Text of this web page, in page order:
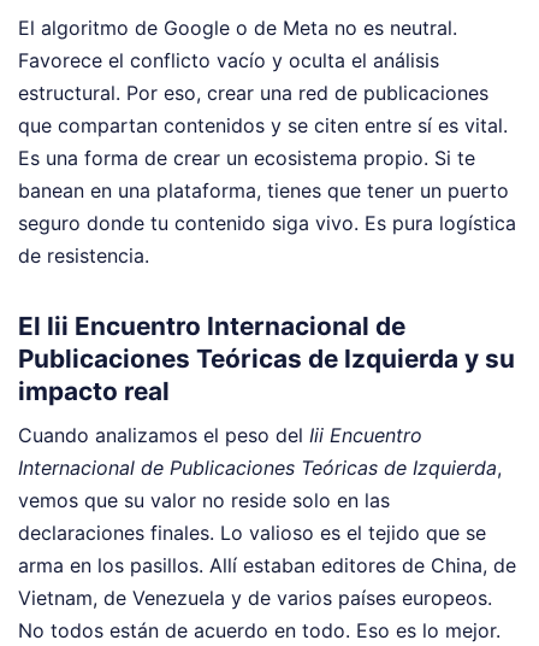
El algoritmo de Google o de Meta no es neutral.
Favorece el conflicto vacío y oculta el análisis
estructural. Por eso, crear una red de publicaciones
que compartan contenidos y se citen entre sí es vital.
Es una forma de crear un ecosistema propio. Si te
banean en una plataforma, tienes que tener un puerto
seguro donde tu contenido siga vivo. Es pura logística
de resistencia.
El Iii Encuentro Internacional de
Publicaciones Teóricas de Izquierda y su
impacto real
Cuando analizamos el peso del Iii Encuentro
Internacional de Publicaciones Teóricas de Izquierda,
vemos que su valor no reside solo en las
declaraciones finales. Lo valioso es el tejido que se
arma en los pasillos. Allí estaban editores de China, de
Vietnam, de Venezuela y de varios países europeos.
No todos están de acuerdo en todo. Eso es lo mejor.